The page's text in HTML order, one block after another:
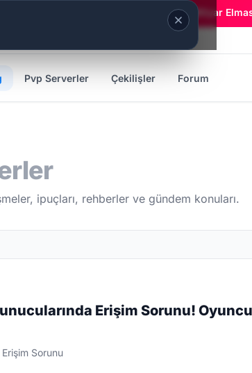
Era Online - 2 Milyar
Pvp Serverler Çekilişler Forum
ipuçları, rehberler ve gündem konuları.
Erişim Sorunu!
Sorunu